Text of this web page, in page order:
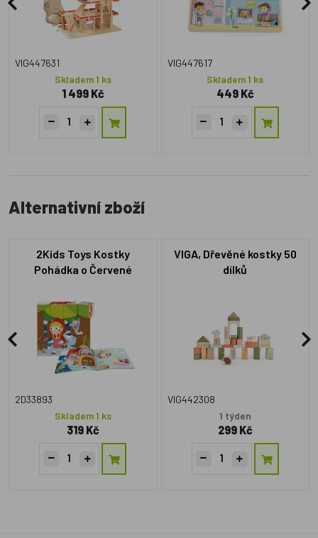
VIG447631
Skladem 1 ks
1 499 Kč
VIG447617
Skladem 1 ks
449 Kč
Alternativní zboží
2Kids Toys Kostky
Pohádka o Červené
2D33893
Skladem 1 ks
319 Kč
VIGA, Dřevěné kostky 50
dílků
VIG442308
1 týden
299 Kč